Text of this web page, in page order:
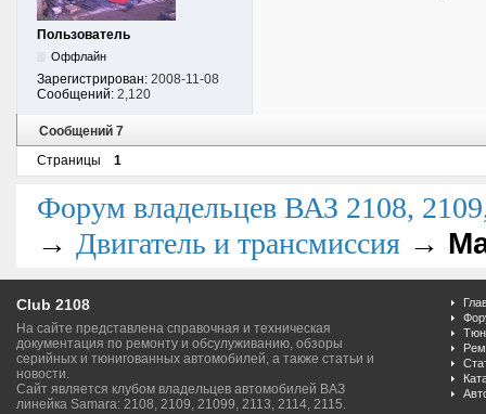
Пользователь
Оффлайн
Зарегистрирован: 2008-11-08
Сообщений: 2,120
Сообщений 7
Страницы
1
Форум владельцев ВАЗ 2108,
→ Двигатель и трансмиссия →
Club 2108
На сайте представлена справочная и техническая
документация по ремонту и обсулуживанию, обзоры
серийных и тюнигованных автомобилей, а также статьи и
новости.
Сайт является клубом владельцев автомобилей ВАЗ
линейка Samara: 2108, 2109, 21099, 2113, 2114, 2115.